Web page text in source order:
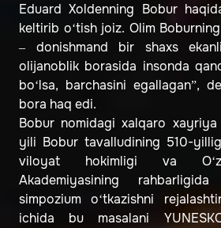
Eduard Xoldenning Bobur
keltirib o‘tish joiz. Olim
– donishmand bir shaxs
olijanoblik borasida insonda
bo‘lsa, barchasini egallagan”,
bora haq edi.
Bobur nomidagi xalqaro xayriya
yili Bobur tavalludining 510-
viloyat hokimligi va
Akademiyasining
simpozium o‘tkazishni
ichida bu masalani